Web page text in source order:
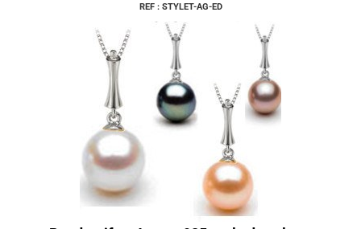
REF : STYLET-AG-ED